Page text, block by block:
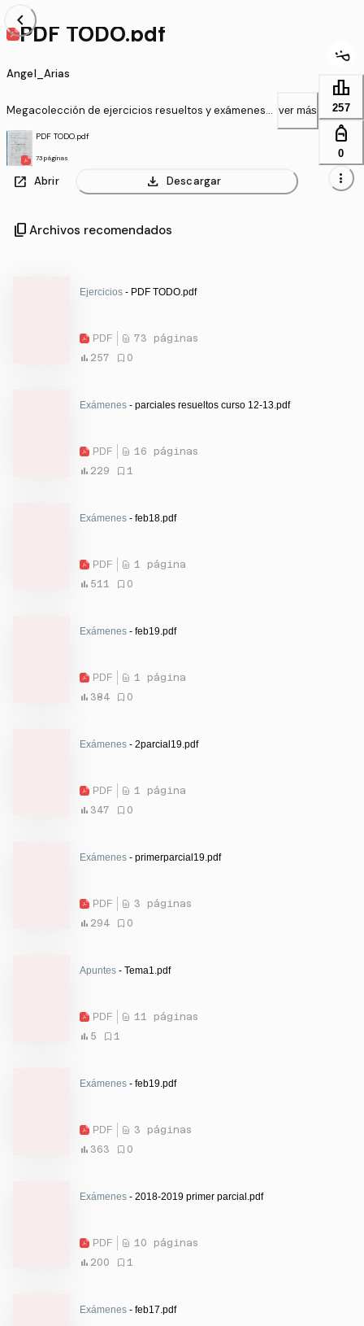
chevron_left
PDF TODO.pdf
Angel_Arias
Megacolección de ejercicios resueltos y exámenes
ver más
PDF TODO.pdf
73 páginas
open_in_new Abrir download Descargar
leaderboard
257
personal_bag
0
more_vert
content_copy Archivos recomendados
Ejercicios - PDF TODO.pdf
PDF
73 páginas
257
0
Exámenes - parciales resueltos curso 12-13.pdf
PDF
16 páginas
229
1
Exámenes - feb18.pdf
PDF
1 página
511
0
Exámenes - feb19.pdf
PDF
1 página
384
0
Exámenes - 2parcial19.pdf
PDF
1 página
347
0
Exámenes - primerparcial19.pdf
PDF
3 páginas
294
0
Apuntes - Tema1.pdf
PDF
11 páginas
5
1
Exámenes - feb19.pdf
PDF
3 páginas
363
0
Exámenes - 2018-2019 primer parcial.pdf
PDF
10 páginas
200
1
Exámenes - feb17.pdf